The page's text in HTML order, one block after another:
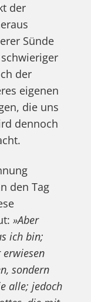
der
Sünde
der
eigenen
die uns
dennoch
den Tag
»Aber
ich bin;
erwiesen
sondern
alle; jedoch